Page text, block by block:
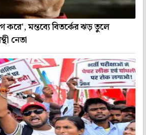
করে', মন্তব্যে বিতর্কের ঝড় তুলে
নেতা